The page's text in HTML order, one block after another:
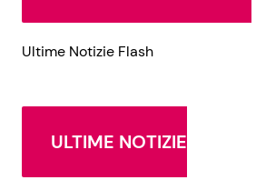
Ultime Notizie Flash
ULTIME NOTIZIE